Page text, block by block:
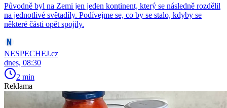
Původně byl na Zemi jen jeden kontinent, který se následně rozdělil
na jednotlivé světadíly. Podívejme se, co by se stalo, kdyby se
některé části opět spojily.
NESPECHEJ.cz
dnes, 08:30
2 min
Reklama